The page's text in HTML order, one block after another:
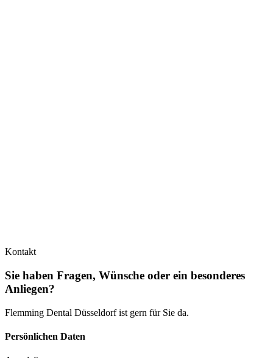
Kontakt
Sie haben Fragen, Wünsche oder ein besonderes
Anliegen?
Flemming Dental Düsseldorf ist gern für Sie da.
Persönlichen Daten